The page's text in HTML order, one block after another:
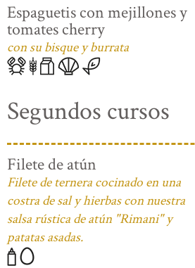
Espaguetis con mejillones y
tomates cherry
con su bisque y burrata
Segundos cursos
Filete de atún
Filete de ternera cocinado en una
costra de sal y hierbas con nuestra
salsa rústica de atún "Rimani" y
patatas asadas.